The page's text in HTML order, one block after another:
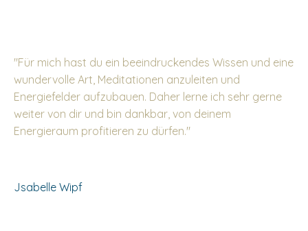
"Für mich hast du ein beeindruckendes Wissen und eine
wundervolle Art, Meditationen anzuleiten und
Energiefelder aufzubauen. Daher lerne ich sehr gerne
weiter von dir und bin dankbar, von deinem
Energieraum profitieren zu dürfen."
Jsabelle Wipf